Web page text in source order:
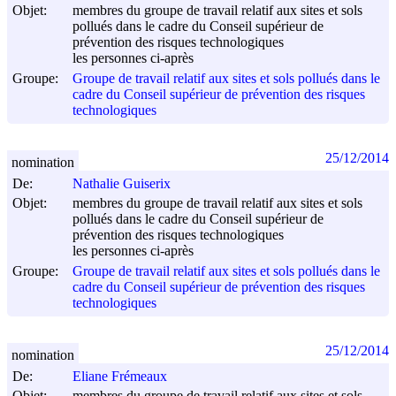
Objet:
membres du groupe de travail relatif aux sites et sols
pollués dans le cadre du Conseil supérieur de
prévention des risques technologiques
les personnes ci-après
Groupe:
Groupe de travail relatif aux sites et sols pollués dans le
cadre du Conseil supérieur de prévention des risques
technologiques
De:
Nathalie Guiserix
Objet:
membres du groupe de travail relatif aux sites et sols
pollués dans le cadre du Conseil supérieur de
prévention des risques technologiques
les personnes ci-après
Groupe:
Groupe de travail relatif aux sites et sols pollués dans le
cadre du Conseil supérieur de prévention des risques
technologiques
nomination 25/12/2014
De:
Eliane Frémeaux
nomination 25/12/2014